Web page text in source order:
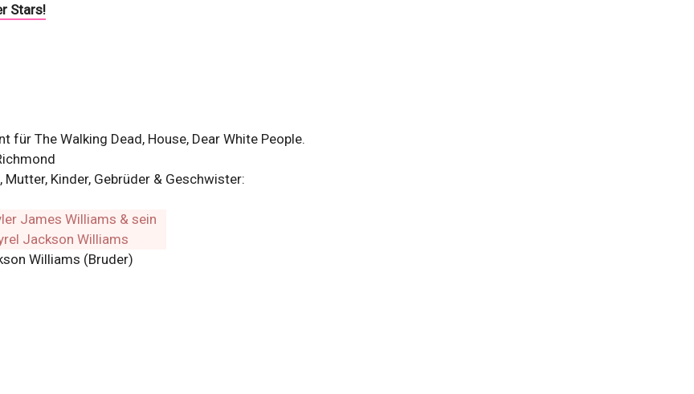
Stars!
The Walking Dead, House, Dear White People.
Kinder, Gebrüder & Geschwister:
Williams (Bruder)